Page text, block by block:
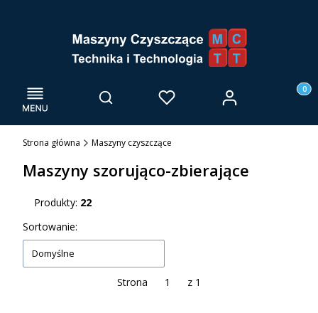
Menu Otwórz wyszukiwarkę
Szukaj Ulubione Zaloguj się
Strona główna Maszyny czyszczące
Maszyny szorująco-zbierające
Produkty: 22
Lista produktów
Sortowanie:
Domyślne
Strona z 1